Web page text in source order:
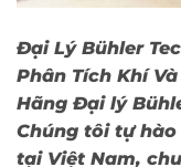
Đại Lý Bühler
Phân Tích Khí
Hãng Đại lý
Chúng tôi tự
tại Việt Nam,